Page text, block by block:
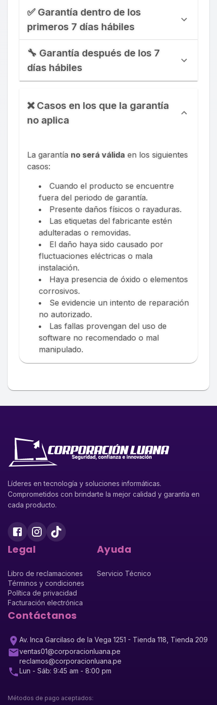
✅ Garantía dentro de los
primeros 7 días hábiles
🔧 Garantía después de los 7
días hábiles
❌ Casos en los que la garantía
no aplica
La garantía no será válida en los siguientes
casos:
Cuando el producto se encuentre
fuera del periodo de garantía.
Presente daños físicos o rayaduras.
Las etiquetas del fabricante estén
adulteradas o removidas.
El daño haya sido causado por
fluctuaciones eléctricas o mala
instalación.
Haya presencia de óxido o elementos
corrosivos.
Se evidencie un intento de reparación
no autorizado.
Las fallas provengan del uso de
software no recomendado o mal
manipulado.
Líderes en tecnología y soluciones informáticas.
Comprometidos con brindarte la mejor calidad y garantía en
cada producto.
Legal
Libro de reclamaciones
Términos y condiciones
Política de privacidad
Facturación electrónica
Ayuda
Servicio Técnico
Contáctanos
Av. Inca Garcilaso de la Vega 1251 - Tienda 118, Tienda 209
ventas01@corporacionluana.pe
reclamos@corporacionluana.pe
Lun - Sáb: 9:45 am - 8:00 pm
Métodos de pago aceptados: